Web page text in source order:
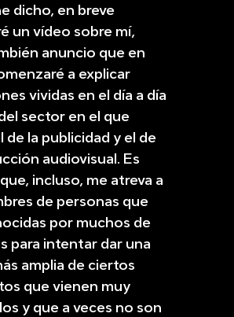
dicho, en breve
un vídeo sobre mí,
anuncio que en
a explicar
vividas en el día a día
sector en el que
de la publicidad y el de
audiovisual. Es
incluso, me atreva a
de personas que
por muchos de
para intentar dar una
amplia de ciertos
que vienen muy
y que a veces no son